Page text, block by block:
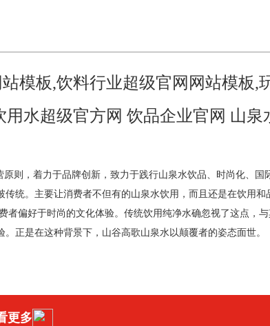
模板,饮料行业超级官网网站模板,
水超级官方网 饮品企业官网 山泉
则，着力于品牌创新，致力于践行山泉水饮品、时尚化、国
统。主要让消费者不但有的山泉水饮用，而且还是在饮用和
者偏好于时尚的文化体验。传统饮用纯净水确忽视了这点，
正是在这种背景下，山谷高歌山泉水以颠覆者的姿态面世。
更多